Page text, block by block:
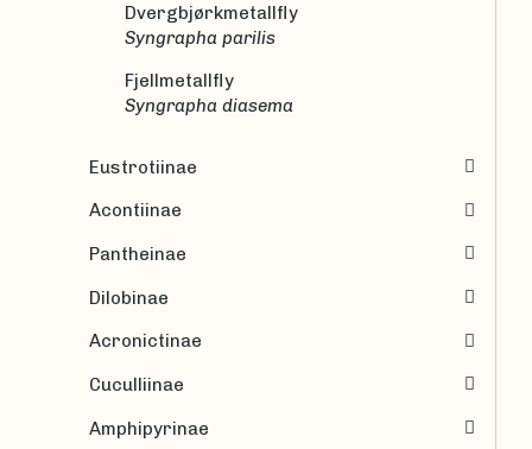
Dvergbjørkmetallfly
Syngrapha parilis
Fjellmetallfly
Syngrapha diasema
Eustrotiinae
Acontiinae
Pantheinae
Dilobinae
Acronictinae
Cuculliinae
Amphipyrinae